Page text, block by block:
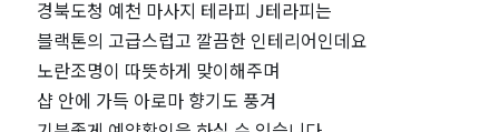
마
사
경북도청 예천 마사지 테라피 J테라피는
블랙톤의 고급스럽고 깔끔한 인테리어인데요
노란조명이 따뜻하게 맞이해주며
샵 안에 가득 아로마 향기도 풍겨